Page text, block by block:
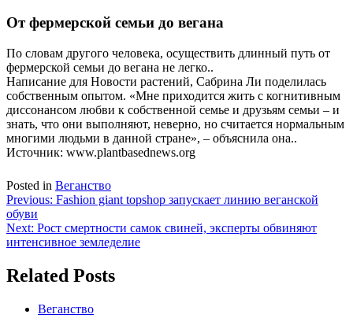
От фермерской семьи до вегана
По словам другого человека, осуществить длинный путь от
фермерской семьи до вегана не легко..
Написание для Новости растений, Сабрина Ли поделилась
собственным опытом. «Мне приходится жить с когнитивным
диссонансом любви к собственной семье и друзьям семьи – и
знать, что они выполняют, неверно, но считается нормальным
многими людьми в данной стране», – объяснила она..
Источник: www.plantbasednews.org
Posted in Веганство
Навигация
по
записям
Previous: Fashion giant topshop запускает линию веганской
обуви
Next: Рост смертности самок свиней, эксперты обвиняют
интенсивное земледелие
Related Posts
Веганство